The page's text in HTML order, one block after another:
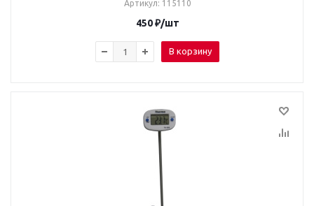
Артикул: 115110
450₽/шт
В корзину